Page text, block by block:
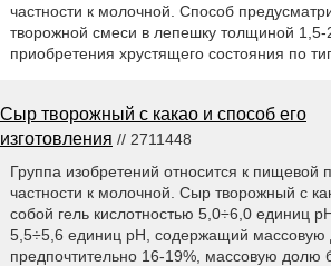
частности к молочной. Способ
творожной смеси в лепешку толщиной
приобретения хрустящего состояния по
Сыр творожный с какао и способ его
изготовления // 2711448
Группа изобретений относится к
частности к молочной. Сыр творожный с
собой гель кислотностью 5,0÷6,0 единиц
5,5÷5,6 единиц pH, содержащий массовую
предпочтительно 16-19%, массовую долю